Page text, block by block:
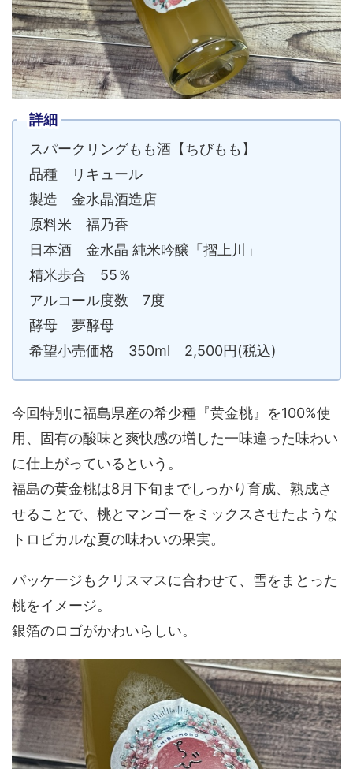
詳細
スパークリングもも酒【ちびもも】
品種 リキュール
製造 金水晶酒造店
原料米 福乃香
日本酒 金水晶 純米吟醸「摺上川」
精米歩合 55％
アルコール度数 7度
酵母 夢酵母
希望小売価格 350ml 2,500円(税込)
今回特別に福島県産の希少種『黄金桃』を100%使
用、固有の酸味と爽快感の増した一味違った味わい
に仕上がっているという。
福島の黄金桃は8月下旬までしっかり育成、熟成さ
せることで、桃とマンゴーをミックスさせたような
トロピカルな夏の味わいの果実。
パッケージもクリスマスに合わせて、雪をまとった
桃をイメージ。
銀箔のロゴがかわいらしい。